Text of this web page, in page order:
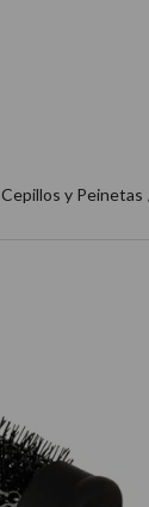
Cepillos y Peinetas